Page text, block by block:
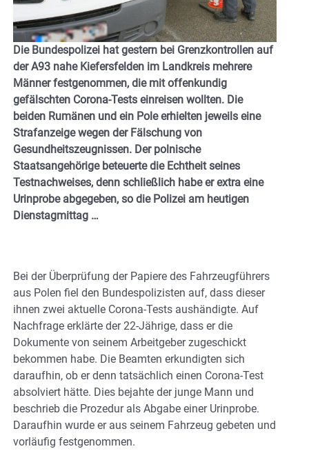
Die Bundespolizei hat gestern bei Grenzkontrollen auf
der A93 nahe Kiefersfelden im Landkreis mehrere
Männer festgenommen, die mit offenkundig
gefälschten Corona-Tests einreisen wollten. Die
beiden Rumänen und ein Pole erhielten jeweils eine
Strafanzeige wegen der Fälschung von
Gesundheitszeugnissen. Der polnische
Staatsangehörige beteuerte die Echtheit seines
Testnachweises, denn schließlich habe er extra eine
Urinprobe abgegeben, so die Polizei am heutigen
Dienstagmittag …
Bei der Überprüfung der Papiere des Fahrzeugführers
aus Polen fiel den Bundespolizisten auf, dass dieser
ihnen zwei aktuelle Corona-Tests aushändigte. Auf
Nachfrage erklärte der 22-Jährige, dass er die
Dokumente von seinem Arbeitgeber zugeschickt
bekommen habe. Die Beamten erkundigten sich
daraufhin, ob er denn tatsächlich einen Corona-Test
absolviert hätte. Dies bejahte der junge Mann und
beschrieb die Prozedur als Abgabe einer Urinprobe.
Daraufhin wurde er aus seinem Fahrzeug gebeten und
vorläufig festgenommen.